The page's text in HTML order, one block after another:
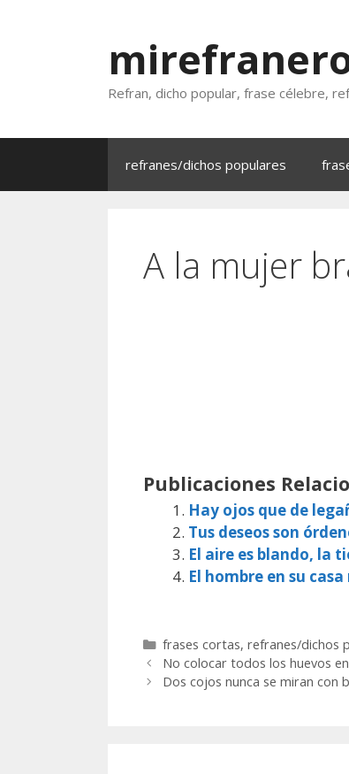
Refran, dicho popular, frase célebre,
refranes/dichos populares
A la mujer
Publicaciones
Hay ojos que de
Tus deseos son
El aire es blando, la
El hombre en su
Categorías
frases cortas, refranes/dichos
No colocar todos los huevos
Dos cojos nunca se miran con